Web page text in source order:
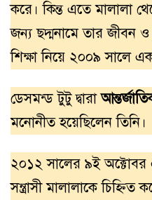
করে। কিন্ত এতে মালালা
জন্য ছদ্মনামে তার জীবন
শিক্ষা নিয়ে ২০০৯ সালে
ডেসমন্ড টুটু দ্বারা
মনোনীত হয়েছিলেন তিনি।
২০১২ সালের ৯ই
সন্ত্রাসী মালালাকে